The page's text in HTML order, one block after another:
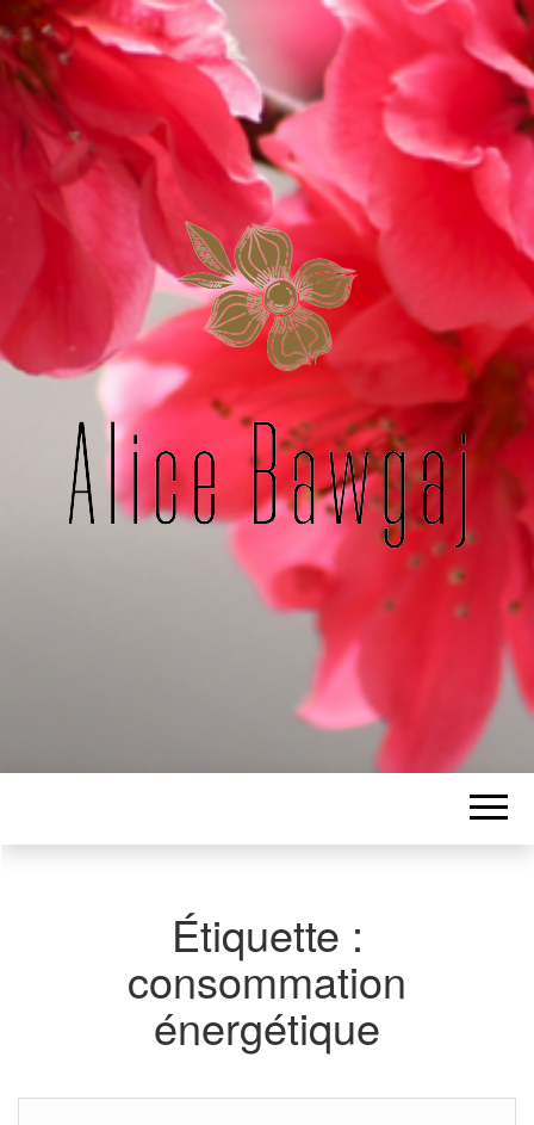
ALICE
BAWGAJ
Les petits mots d'Alice
Étiquette :
consommation
énergétique